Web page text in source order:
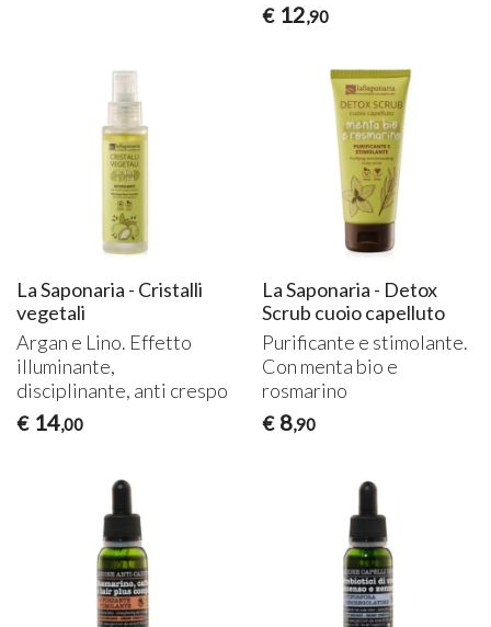
€ 12,90
La Saponaria - Cristalli
vegetali
Argan e Lino. Effetto
illuminante,
disciplinante, anti crespo
€ 14,00
La Saponaria - Detox
Scrub cuoio capelluto
Purificante e stimolante.
Con menta bio e
rosmarino
€ 8,90